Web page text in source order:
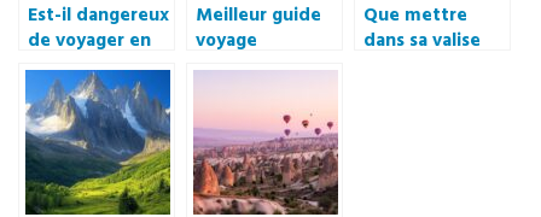
Est-il dangereux
de voyager en
Turquie en ce
moment ? Les
régions sûres
pour voyager en
solo en 2023
Meilleur guide
voyage
Martinique : Les
habitants pour
un séjour
authentique
Que mettre
dans sa valise